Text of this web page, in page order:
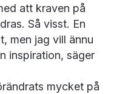
att kraven på
Så visst. En
men jag vill ännu
inspiration, säger
mycket på